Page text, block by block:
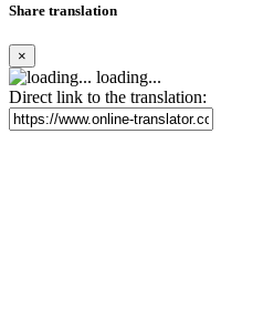
Share translation
×
loading...
Direct link to the translation: